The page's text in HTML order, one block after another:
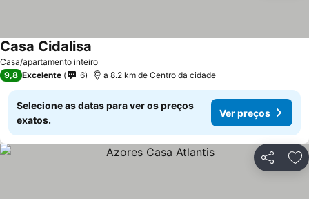
Casa/apartamento inteiro
Casa Cidalisa
9,8 Excelente 6 a 8.2 km de Centro da cidade
Selecione as datas para ver os preços
exatos.
Ver preços
Partilhar